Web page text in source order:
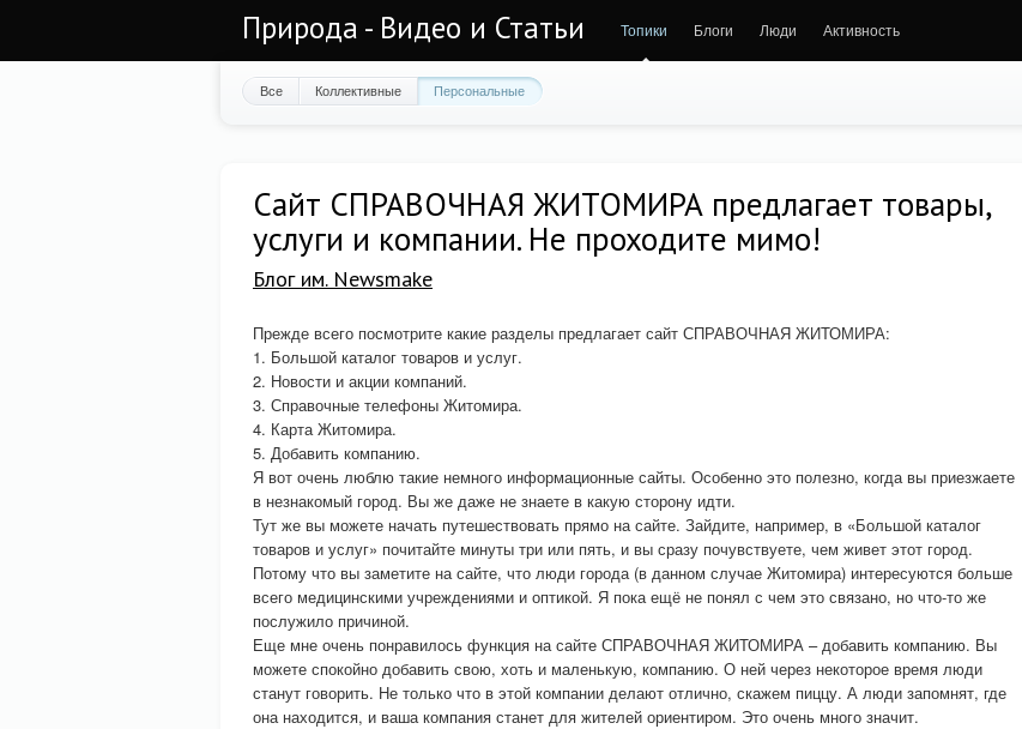
Природа - Видео и Статьи Топики Блоги Люди Активность
Все Коллективные Персональные
Сайт СПРАВОЧНАЯ ЖИТОМИРА предлагает товары,
услуги и компании. Не проходите мимо!
Блог им. Newsmake
Прежде всего посмотрите какие разделы предлагает сайт СПРАВОЧНАЯ ЖИТОМИРА:
1. Большой каталог товаров и услуг.
2. Новости и акции компаний.
3. Справочные телефоны Житомира.
4. Карта Житомира.
5. Добавить компанию.
Я вот очень люблю такие немного информационные сайты. Особенно это полезно, когда вы приезжаете
в незнакомый город. Вы же даже не знаете в какую сторону идти.
Тут же вы можете начать путешествовать прямо на сайте. Зайдите, например, в «Большой каталог
товаров и услуг» почитайте минуты три или пять, и вы сразу почувствуете, чем живет этот город.
Потому что вы заметите на сайте, что люди города (в данном случае Житомира) интересуются больше
всего медицинскими учреждениями и оптикой. Я пока ещё не понял с чем это связано, но что-то же
послужило причиной.
Еще мне очень понравилось функция на сайте СПРАВОЧНАЯ ЖИТОМИРА – добавить компанию. Вы
можете спокойно добавить свою, хоть и маленькую, компанию. О ней через некоторое время люди
станут говорить. Не только что в этой компании делают отлично, скажем пиццу. А люди запомнят, где
она находится, и ваша компания станет для жителей ориентиром. Это очень много значит.